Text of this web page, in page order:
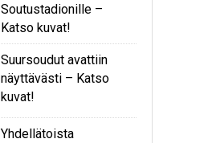
Soutustadionille –
Katso kuvat!
Suursoudut avattiin
näyttävästi – Katso
kuvat!
Yhdellätoista